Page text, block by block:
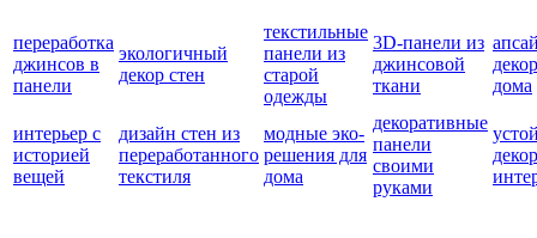
переработка
джинсов в
панели
экологичный
декор стен
текстильные
панели из
старой
одежды
3D-панели из
джинсовой
ткани
дома
интерьер с
историей
вещей
дизайн стен из
переработанного
текстиля
модные эко-
решения для
дома
декоративные
панели
своими
руками